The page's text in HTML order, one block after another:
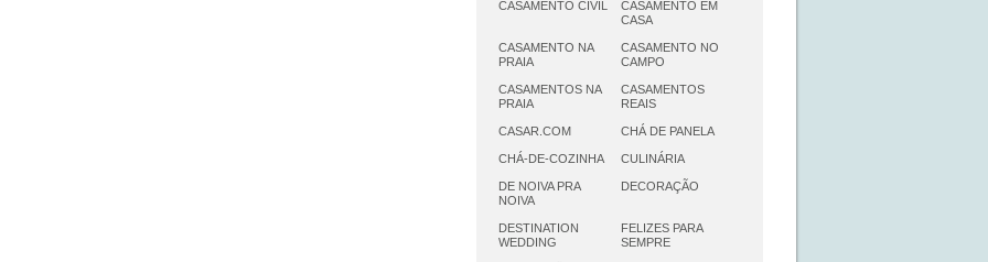
CASAMENTO CIVIL
CASAMENTO EM
CASA
CASAMENTO NA
PRAIA
CASAMENTO NO
CAMPO
CASAMENTOS NA
PRAIA
CASAMENTOS
REAIS
CASAR.COM CHÁ DE PANELA
CHÁ-DE-COZINHA CULINÁRIA
DE NOIVA PRA
NOIVA
DECORAÇÃO
DESTINATION
WEDDING
FELIZES PARA
SEMPRE